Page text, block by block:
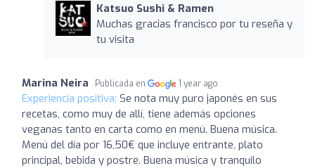
Katsuo Sushi & Ramen
Muchas gracias francisco por tu reseña y
tu visita
Marina Neira Publicada en 1 year ago
Experiencia positiva: Se nota muy puro japonés en sus
recetas, como muy de allí, tiene además opciones
veganas tanto en carta como en menú. Buena música.
Menú del día por 16,50€ que incluye entrante, plato
principal, bebida y postre. Buena música y tranquilo